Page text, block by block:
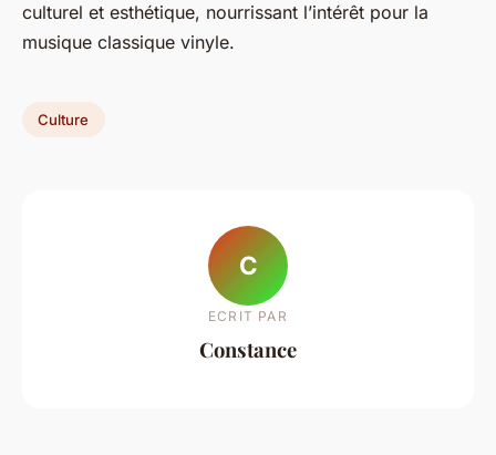
culturel et esthétique, nourrissant l’intérêt pour la
musique classique vinyle.
Culture
C
ECRIT PAR
Constance